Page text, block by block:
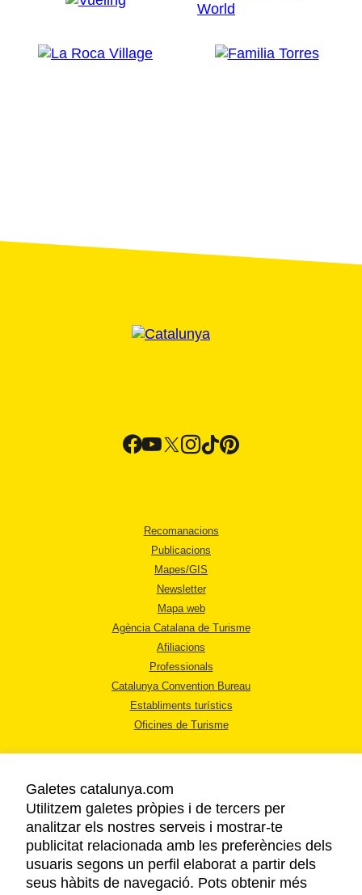
Recomanacions
Publicacions
Mapes/GIS
Newsletter
Mapa web
Agència Catalana de Turisme
Afiliacions
Professionals
Catalunya Convention Bureau
Establiments turístics
Oficines de Turisme
AVÍS LEGAL
POLÍTICA DE PRIVACITAT
COOKIES
Galetes catalunya.com
Utilitzem galetes pròpies i de tercers per
analitzar els nostres serveis i mostrar-te
publicitat relacionada amb les preferències dels
usuaris segons un perfil elaborat a partir dels
seus hàbits de navegació. Pots obtenir més